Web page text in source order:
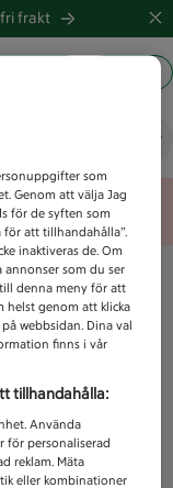
frakt
som
Genom att välja Jag
för de syften som
för att tillhandahålla”.
inaktiveras de. Om
annonser som du ser
denna meny för att
helst genom att klicka
webbsidan. Dina val
finns i vår
tillhandahålla:
Använda
för personaliserad
reklam. Mäta
eller kombinationer